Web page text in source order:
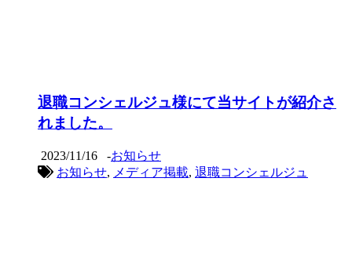
退職コンシェルジュ様にて当サイトが紹介さ
れました。
2023/11/16 -お知らせ
お知らせ, メディア掲載, 退職コンシェルジュ